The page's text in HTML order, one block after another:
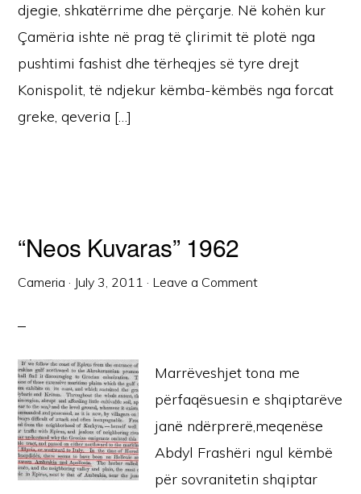
djegie, shkatërrime dhe përçarje. Në kohën kur
Çamëria ishte në prag të çlirimit të plotë nga
pushtimi fashist dhe tërheqjes së tyre drejt
Konispolit, të ndjekur këmba-këmbës nga forcat
greke, qeveria […]
“Neos Kuvaras” 1962
Cameria · July 3, 2011 · Leave a Comment
Marrëveshjet tona me
përfaqësuesin e shqiptarëve
janë ndërprerë,meqenëse
Abdyl Frashëri ngul këmbë
për sovranitetin shqiptar